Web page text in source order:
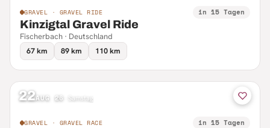
GRAVEL · GRAVEL RIDE in 15 Tagen
Kinzigtal Gravel Ride
Fischerbach · Deutschland
67 km
89 km 110 km
22AUG 26 Samstag
GRAVEL · GRAVEL RACE in 15 Tagen